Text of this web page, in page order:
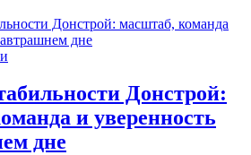
Донстрой:
и уверенность
дне